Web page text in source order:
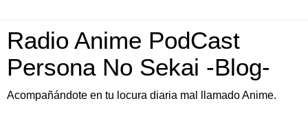
Radio Anime PodCast
Persona No Sekai -Blog-
Acompañándote en tu locura diaria mal llamado Anime.